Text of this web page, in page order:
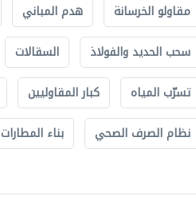
مقاولو الخرسانة هدم المباني
سحب الحديد والفولاذ
السقالات
تسرّب المياه
كبار المقاوليين
نظام الصرف الصحي
بناء المطارات